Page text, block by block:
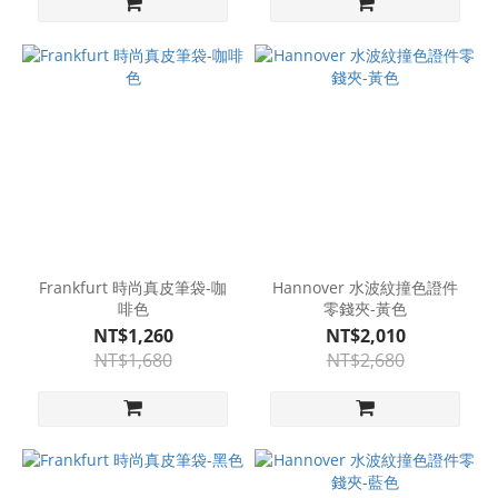
Frankfurt 時尚真皮筆袋-咖
啡色
NT$1,260
NT$1,680
Hannover 水波紋撞色證件
零錢夾-黃色
NT$2,010
NT$2,680